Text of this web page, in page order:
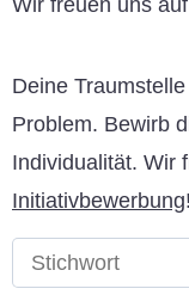
Wir freuen uns
Deine
Problem. Bewirb
Individualität. Wir
Initiativbewerbung!